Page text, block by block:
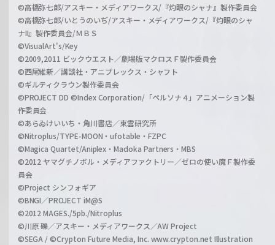
©高橋弥七郎/アスキー・メディアワークス/『灼眼のシャナ』製作委員会
©高橋弥七郎/いとうのいぢ/アスキー・メディアワークス/『灼眼のシャ
ナII』製作委員会/ＭＢＳ
©VisualArt's/Key
©2009,2011 ビックウエスト／劇場版マクロスＦ製作委員会
©西尾維新／講談社・アニプレックス・シャフト
©ギルティクラウン製作委員会
©PROJECT DD ©Index Corporation/「ペルソナ４」アニメーション製
作委員会
©あらゐけいいち・角川書店／東雲研究所
©Nitroplus/TYPE-MOON・ufotable・FZPC
©Magica Quartet/Aniplex・Madoka Partners・MBS
©2012 ヤマグチノボル・メディアファクトリー／ゼロの使い魔Ｆ製作委
員会
©Project シンフォギア
©BNGI／PROJECT iM@S
©2012 MAGES./5pb./Nitroplus
©川原 礫／アスキー・メディアワークス／AW Project
©SEGA / ©Crypton Future Media, Inc. www.crypton.net Illustration